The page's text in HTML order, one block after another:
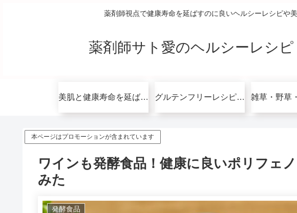
薬剤師視点で健康寿命を延ばすのに良いヘルシーレシピや
薬剤師サト愛のヘルシーレシ
美肌と健康寿命を延ばすコツ無料講座 グルテンフリーレシピで美肌健康ダイエット！
本ページはプロモーションが含まれています
ワインも発酵食品！健康に良いポリフェ
みた
発酵食品